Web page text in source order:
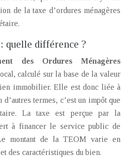
de la taxe d’ordures ménagères
quelle différence ?
des Ordures Ménagères
calculé sur la base de la valeur
immobilier. Elle est donc liée à
termes, c’est un impôt que
La taxe est perçue par la
à financer le service public de
montant de la TEOM varie en
des caractéristiques du bien.